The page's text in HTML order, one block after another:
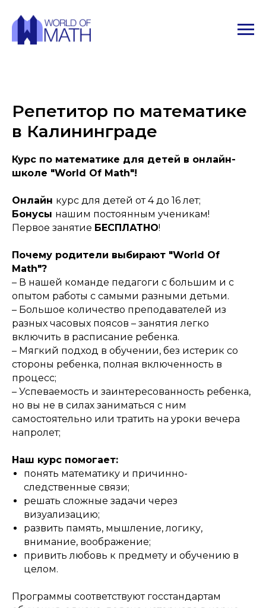
Репетитор по математике
в Калининграде
Курс по математике для детей в онлайн-
школе "World Of Math"!
Онлайн курс для детей от 4 до 16 лет;
Бонусы нашим постоянным ученикам!
Первое занятие БЕСПЛАТНО!
Почему родители выбирают "World Of
Math"?
– В нашей команде педагоги с большим и с
опытом работы с самыми разными детьми.
– Большое количество преподавателей из
разных часовых поясов – занятия легко
включить в расписание ребенка.
– Мягкий подход в обучении, без истерик со
стороны ребенка, полная включенность в
процесс;
– Успеваемость и заинтересованность ребенка,
но вы не в силах заниматься с ним
самостоятельно или тратить на уроки вечера
напролет;
Наш курс помогает:
понять математику и причинно-
следственные связи;
решать сложные задачи через
визуализацию;
развить память, мышление, логику,
внимание, воображение;
привить любовь к предмету и обучению в
целом.
Программы соответствуют госстандартам